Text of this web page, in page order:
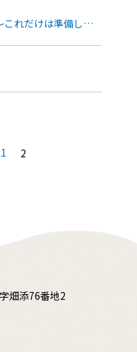
災害に対するご家庭での備え～これだけは準備しておこう！～
1 2
畑添76番地2